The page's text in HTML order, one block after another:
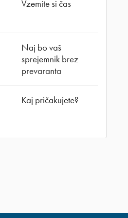
Vzemite si čas
Naj bo vaš
sprejemnik brez
prevaranta
Kaj pričakujete?